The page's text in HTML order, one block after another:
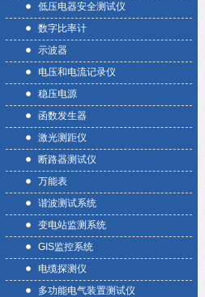
低压电器安全测试仪
数字比率计
示波器
电压和电流记录仪
稳压电源
函数发生器
激光测距仪
断路器测试仪
万能表
谐波测试系统
变电站监测系统
GIS监控系统
电缆探测仪
多功能电气装置测试仪